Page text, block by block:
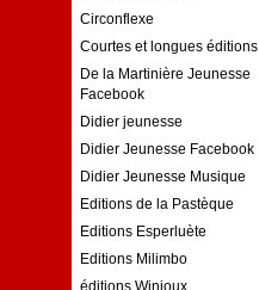
Circonflexe
Courtes et longues éditions
De la Martinière Jeunesse
Facebook
Didier jeunesse
Didier Jeunesse Facebook
Didier Jeunesse Musique
Editions de la Pastèque
Editions Esperluète
Editions Milimbo
éditions Winioux